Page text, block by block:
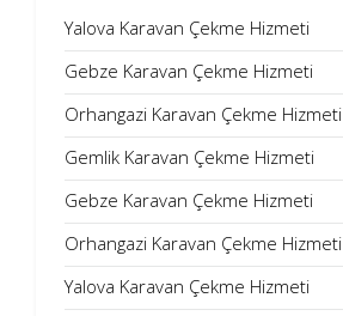
Yalova Karavan Çekme Hizmeti
Gebze Karavan Çekme Hizmeti
Orhangazi Karavan Çekme Hizmeti
Gemlik Karavan Çekme Hizmeti
Gebze Karavan Çekme Hizmeti
Orhangazi Karavan Çekme Hizmeti
Yalova Karavan Çekme Hizmeti